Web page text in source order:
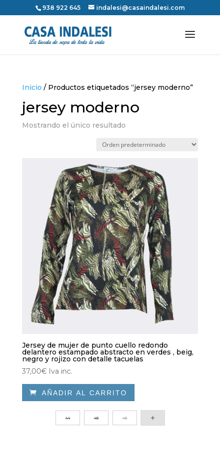
938 922 645 indalesi@casaindalesi.com
Inicio / Productos etiquetados “jersey moderno”
jersey moderno
Mostrando el único resultado
Jersey de mujer de punto cuello redondo
delantero estampado abstracto en verdes , beig,
negro y rojizo con detalle tacuelas
37,00€ Iva inc.
 AÑADIR AL CARRITO
44 46 48